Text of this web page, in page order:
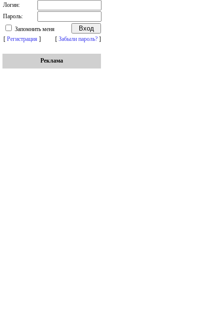
Логин:
Пароль:
Запомнить меня
[ Регистрация ] [ Забыли пароль? ]
Реклама